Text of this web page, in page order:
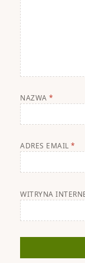
NAZWA*
ADRES EMAIL*
WITRYNA